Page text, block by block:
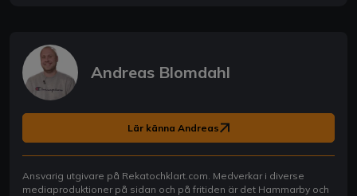
Andreas Blomdahl
Lär känna Andreas
Ansvarig utgivare på Rekatochklart.com. Medverkar i diverse
mediaproduktioner på sidan och på fritiden är det Hammarby och